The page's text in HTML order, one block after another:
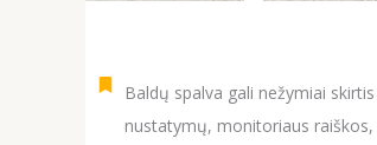
Baldų spalva gali nežymiai
nustatymų, monitoriaus